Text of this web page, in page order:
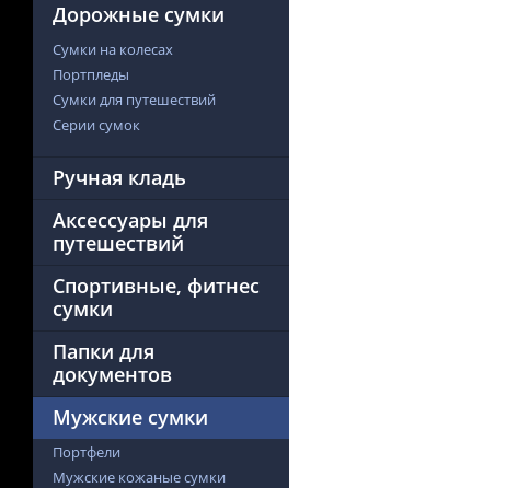
Дорожные сумки
Сумки на колесах
Портпледы
Сумки для путешествий
Серии сумок
Ручная кладь
Аксессуары для
путешествий
Спортивные, фитнес
сумки
Папки для
документов
Мужские сумки
Портфели
Мужские кожаные сумки